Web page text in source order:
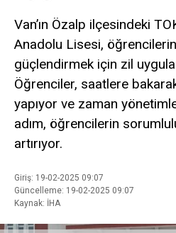
Van’ın Özalp ilçesindeki
Anadolu Lisesi,
güçlendirmek için zil
Öğrenciler, saatlere
yapıyor ve zaman
adım, öğrencilerin
artırıyor.
Giriş: 19-02-2025 09:07
Güncelleme: 19-02-2025 09:07
Kaynak: İHA